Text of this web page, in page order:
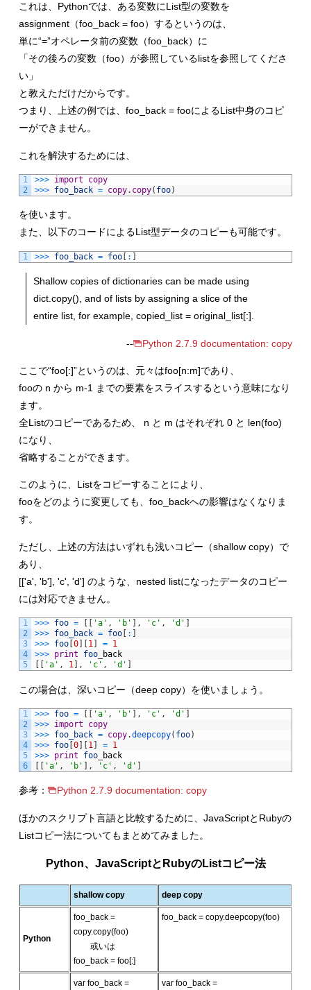
これは、Pythonでは、ある変数にList型の変数を
assignment（foo_back = foo）するというのは、
単に“=”オペレータ前の変数（foo_back）に
「その後ろの変数（foo）が参照しているlistを参照してくださ
い」
と教えただけだからです。
つまり、上述の例では、foo_back = fooによるList中身のコピ
ーができません。
これを解決するためには、
1
2
>>> import
copy
>>> foo_back = copy. copy( foo)
を使います。
また、以下のコードによるList型データのコピーも可能です。
1 >>> foo_back = foo[ : ]
Shallow copies of dictionaries can be made using
dict.copy(), and of lists by assigning a slice of the
entire list, for example, copied_list = original_list[:].
-- Python 2.7.9 documentation: copy
ここで“foo[:]”というのは、元々はfoo[n:m]であり、
fooの n から m-1 までの要素をスライスするという意味になり
ます。
全Listのコピーであるため、 n と m はそれぞれ 0 と len(foo)
になり、
省略することができます。
このように、Listをコピーすることにより、
fooをどのように変更しても、foo_backへの影響はなくなりま
す。
ただし、上述の方法はいずれも浅いコピー（shallow copy）で
あり、
[['a', 'b'], 'c', 'd'] のような、nested listになったデータのコピー
には対応できません。
1
2
3
4
5
>>> foo = 'a' , 'b' , 'c' , 'd'
>>> foo_back = foo[ :
>>> foo[ 0] 1] = 1
>>> print foo_
back
'a' , 1] , 'c' , 'd'
この場合は、深いコピー（deep copy）を使いましょう。
1
2
3
4
5
6
>>> foo = 'a' , 'b' , 'c' , 'd'
>>> import
copy
>>> foo_back = copy.deepcopy( foo)
>>> foo[ 0] 1] = 1
>>> print foo_
back
'a' , 'b' , 'c' , 'd'
参考： Python 2.7.9 documentation: copy
ほかのスクリプト言語と比較するために、JavaScriptとRubyの
Listコピー法についてもまとめてみました。
Python、JavaScriptとRubyのListコピー法
shallow copy deep copy
Python
foo_back =
copy.copy(foo)
或いは
foo_back = foo[:]
foo_back = copy.deepcopy(foo)
var foo_back = var foo_back =